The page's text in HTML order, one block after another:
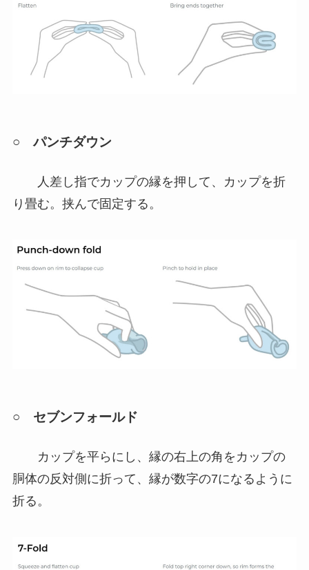
○ パンチダウン
人差し指でカップの縁を押して、カップを折
り畳む。挟んで固定する。
○ セブンフォールド
カップを平らにし、縁の右上の角をカップの
胴体の反対側に折って、縁が数字の7になるように
折る。